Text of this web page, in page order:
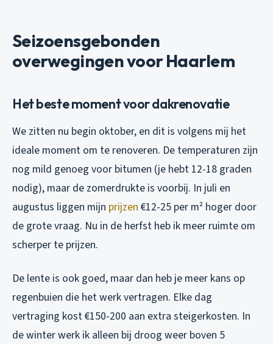
Seizoensgebonden
overwegingen voor Haarlem
Het beste moment voor dakrenovatie
We zitten nu begin oktober, en dit is volgens mij het
ideale moment om te renoveren. De temperaturen zijn
nog mild genoeg voor bitumen (je hebt 12-18 graden
nodig), maar de zomerdrukte is voorbij. In juli en
augustus liggen mijn prijzen €12-25 per m² hoger door
de grote vraag. Nu in de herfst heb ik meer ruimte om
scherper te prijzen.
De lente is ook goed, maar dan heb je meer kans op
regenbuien die het werk vertragen. Elke dag
vertraging kost €150-200 aan extra steigerkosten. In
de winter werk ik alleen bij droog weer boven 5